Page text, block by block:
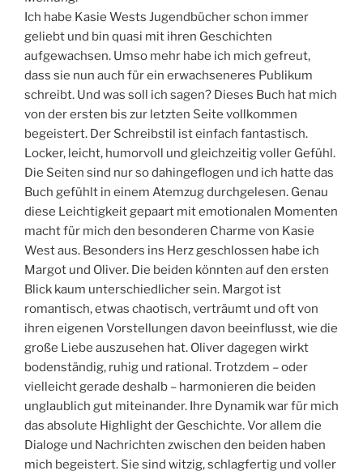
Ich habe Kasie Wests Jugendbücher schon immer
geliebt und bin quasi mit ihren Geschichten
aufgewachsen. Umso mehr habe ich mich gefreut,
dass sie nun auch für ein erwachseneres Publikum
schreibt. Und was soll ich sagen? Dieses Buch hat mich
von der ersten bis zur letzten Seite vollkommen
begeistert. Der Schreibstil ist einfach fantastisch.
Locker, leicht, humorvoll und gleichzeitig voller Gefühl.
Die Seiten sind nur so dahingeflogen und ich hatte das
Buch gefühlt in einem Atemzug durchgelesen. Genau
diese Leichtigkeit gepaart mit emotionalen Momenten
macht für mich den besonderen Charme von Kasie
West aus. Besonders ins Herz geschlossen habe ich
Margot und Oliver. Die beiden könnten auf den ersten
Blick kaum unterschiedlicher sein. Margot ist
romantisch, etwas chaotisch, verträumt und oft von
ihren eigenen Vorstellungen davon beeinflusst, wie die
große Liebe auszusehen hat. Oliver dagegen wirkt
bodenständig, ruhig und rational. Trotzdem – oder
vielleicht gerade deshalb – harmonieren die beiden
unglaublich gut miteinander. Ihre Dynamik war für mich
das absolute Highlight der Geschichte. Vor allem die
Dialoge und Nachrichten zwischen den beiden haben
mich begeistert. Sie sind witzig, schlagfertig und voller